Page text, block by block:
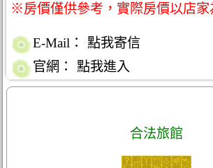
※房價僅供參考，實際房價以店
E-Mail：
點我寄信
官網：
點我進入
合法旅館